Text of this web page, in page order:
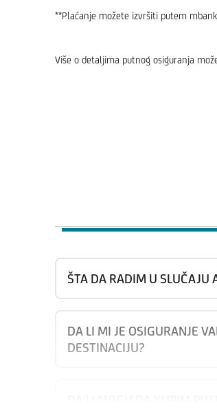
**Plaćanje možete izvršiti putem
Više o detaljima putnog osiguranja
ŠTA DA RADIM U SLUČAJU
DA LI MI JE OSIGURANJE
DESTINACIJU?